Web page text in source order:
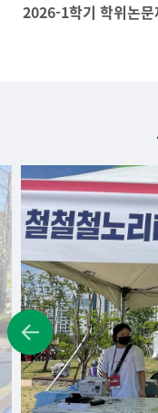
2026-1학기 학위논